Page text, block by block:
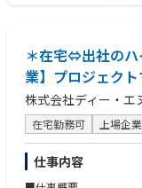
● 海外顧客・海外パー
● パートナー企業、外
● 売上成長に向けた事
2. 製薬・ヘルスケア領
製薬・ヘルスケア領域
ドしていただきます。
対象領域は、売上予測
＆マーケットアクセス
【歓迎】
● 製薬企業、バイオテ
● 製薬・ヘルスケア領
● 医療・製薬データ領
● AI、データ分析、デ
への関心・理解
● 新規事業開発、事業
● プロダクトオーナーと
● エンジニア、データ
＊在宅⇔出社の
業】プロジェク
株式会社ディー・エ
在宅勤務可 上場企業
仕事内容